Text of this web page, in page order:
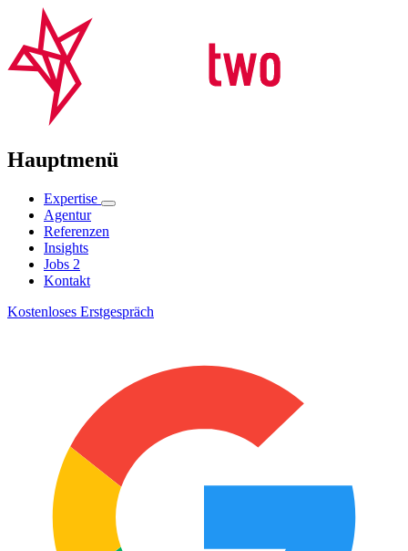
Hauptmenü
Expertise
Agentur
Referenzen
Insights
Jobs 2
Kontakt
Kostenloses Erstgespräch